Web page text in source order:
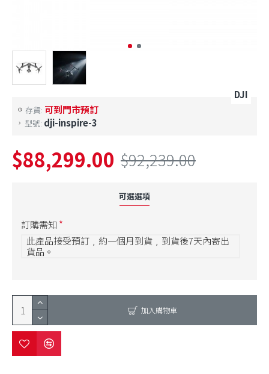
存貨: 可到門市預訂
型號: dji-inspire-3
DJI
$88,299.00 $92,239.00
可選選項
訂購需知
此產品接受預訂﹐約一個月到貨﹐到貨後7天內寄出
貨品。
加入購物車